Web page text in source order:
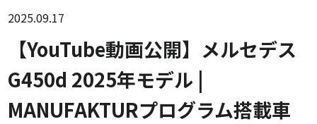
2025.09.17
【YouTube動画公開】メルセデス
G450d 2025年モデル |
MANUFAKTURプログラム搭載車